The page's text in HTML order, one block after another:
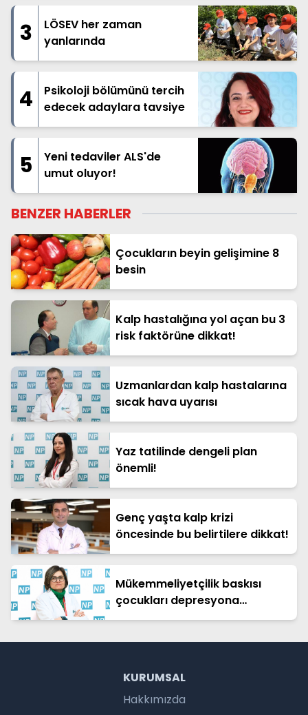
3
LÖSEV her zaman
yanlarında
4
Psikoloji bölümünü tercih
edecek adaylara tavsiye
5
Yeni tedaviler ALS'de
umut oluyor!
BENZER HABERLER
Çocukların beyin gelişimine 8
besin
Kalp hastalığına yol açan bu 3
risk faktörüne dikkat!
Uzmanlardan kalp hastalarına
sıcak hava uyarısı
Yaz tatilinde dengeli plan
önemli!
Genç yaşta kalp krizi
öncesinde bu belirtilere dikkat!
Mükemmeliyetçilik baskısı
çocukları depresyona
sürüklüyor!
KURUMSAL
Hakkımızda